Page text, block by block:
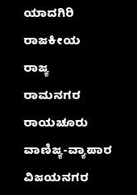
ಯಾದಗಿರಿ
ರಾಜಕೀಯ
ರಾಜ್ಯ
ರಾಮನಗರ
ರಾಯಚೂರು
ವಾಣಿಜ್ಯ-ವ್ಯಾಪಾರ
ವಿಜಯನಗರ